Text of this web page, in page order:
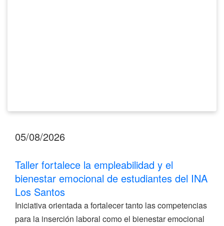
05/08/2026
Taller fortalece la empleabilidad y el
bienestar emocional de estudiantes del INA
Los Santos
Iniciativa orientada a fortalecer tanto las competencias
para la inserción laboral como el bienestar emocional